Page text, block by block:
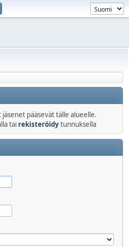
pääsevät tälle alueelle.
tai rekisteröidytunnuksella